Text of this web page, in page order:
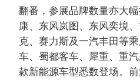
翻番，参展品牌数量亦大
康、东风岚图、东风奕境
克、赛力斯及一汽丰田等
车、蜀都客车、犀重、重
款新能源车型悉数登场。